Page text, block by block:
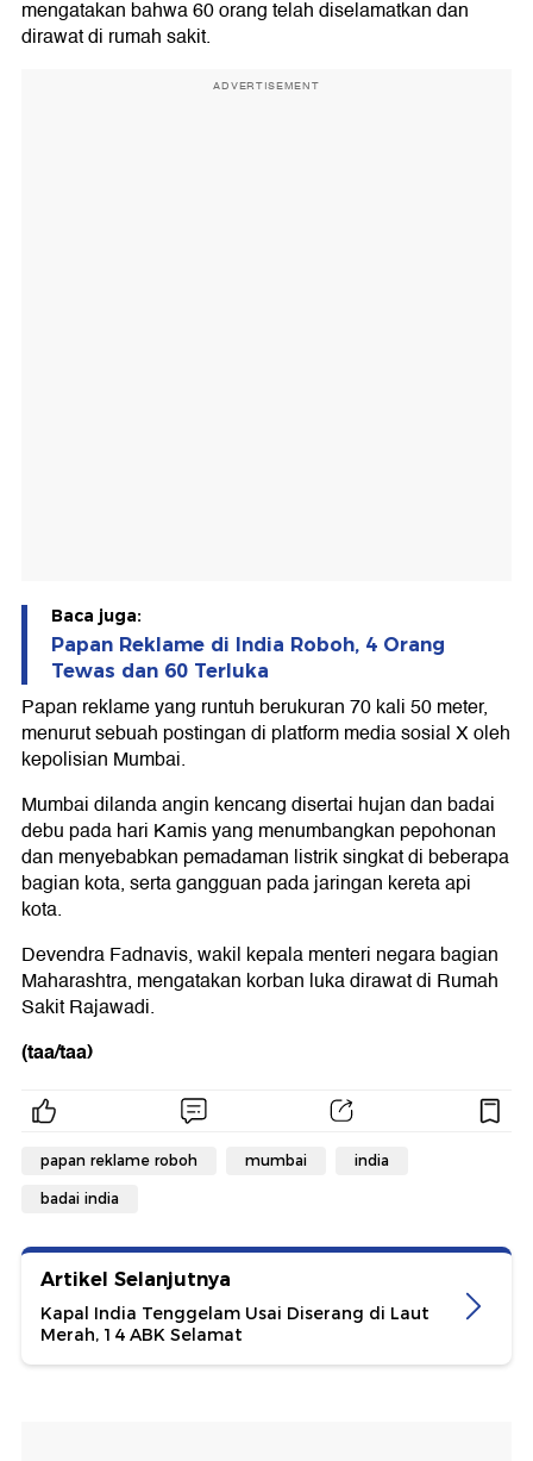
mengatakan bahwa 60 orang telah diselamatkan dan
dirawat di rumah sakit.
ADVERTISEMENT
Baca juga:
Papan Reklame di India Roboh, 4 Orang
Tewas dan 60 Terluka
Papan reklame yang runtuh berukuran 70 kali 50 meter,
menurut sebuah postingan di platform media sosial X oleh
kepolisian Mumbai.
Mumbai dilanda angin kencang disertai hujan dan badai
debu pada hari Kamis yang menumbangkan pepohonan
dan menyebabkan pemadaman listrik singkat di beberapa
bagian kota, serta gangguan pada jaringan kereta api
kota.
Devendra Fadnavis, wakil kepala menteri negara bagian
Maharashtra, mengatakan korban luka dirawat di Rumah
Sakit Rajawadi.
(taa/taa)
papan reklame roboh mumbai india
badai india
Artikel Selanjutnya
Kapal India Tenggelam Usai Diserang di Laut
Merah, 14 ABK Selamat